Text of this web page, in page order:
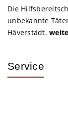
Die
unbekannte
Häverstädt.
Service